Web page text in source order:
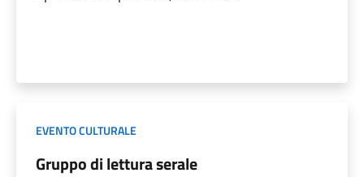
EVENTO CULTURALE
Gruppo di lettura serale